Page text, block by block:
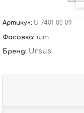
Артикул: U 7401 00 09
Фасовка: шт
Бренд: Ursus